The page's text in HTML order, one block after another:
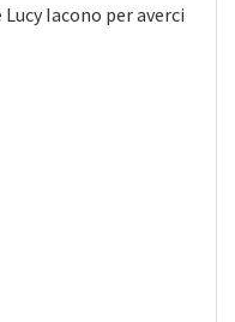
Iacono per averci